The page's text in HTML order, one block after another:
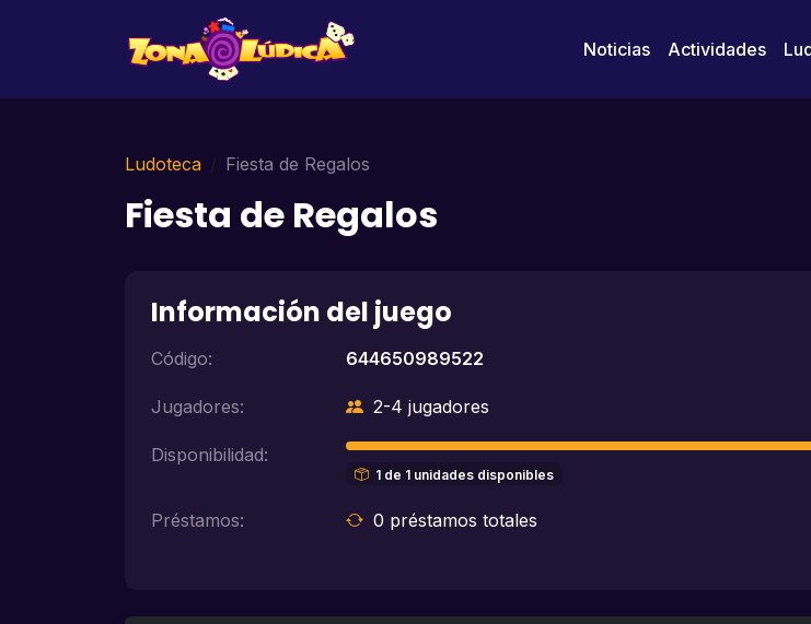
Noticias Actividades
Ludoteca Fiesta de Regalos
Fiesta de Regalos
Información del juego
Código: 644650989522
Jugadores: 2-4 jugadores
Disponibilidad:
1 de 1 unidades disponibles
Préstamos: 0 préstamos totales